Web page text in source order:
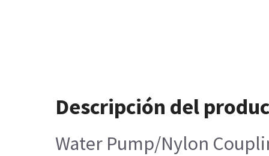
Descripción del
Water Pump/Nylon